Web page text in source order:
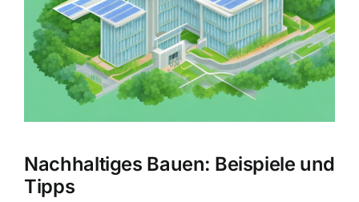
Nachhaltiges Bauen: Beispiele und
Tipps